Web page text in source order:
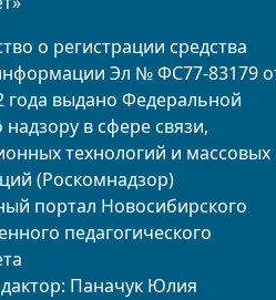
о регистрации средства
Эл № ФС77-83179
года выдано Федеральной
в сфере связи,
технологий и массовых
(Роскомнадзор)
портал Новосибирского
педагогического
Паначук Юлия